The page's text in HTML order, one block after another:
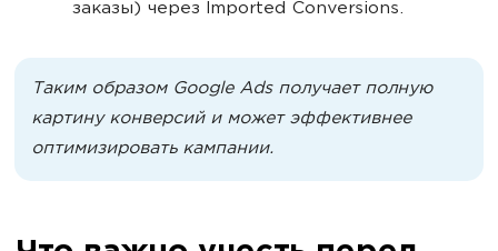
заказы) через Imported Conversions.
Таким образом Google Ads получает полную
картину конверсий и может эффективнее
оптимизировать кампании.